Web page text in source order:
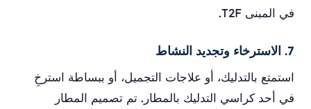
في المبنى T2F.
7. الاسترخاء وتجديد النشاط
استمتع بالتدليك، أو علاجات التجميل، أو ببساطة استرخِ
في أحد كراسي التدليك بالمطار. تم تصميم المطار